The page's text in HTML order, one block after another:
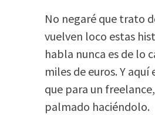
No negaré que trato
vuelven loco estas
habla nunca es de lo
miles de euros. Y aquí
que para un
palmado haciéndolo.